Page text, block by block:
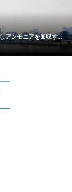
アンモニアを回収す...